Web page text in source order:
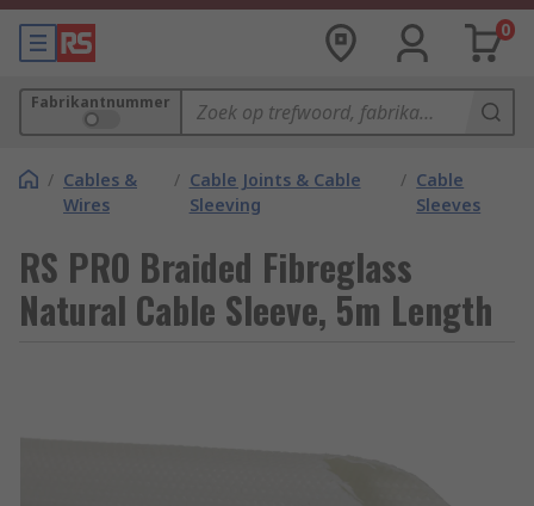
0
Fabrikantnummer
/ Cables &
Wires
/ Cable Joints & Cable
Sleeving
/ Cable
Sleeves
RS PRO Braided Fibreglass
Natural Cable Sleeve, 5m Length